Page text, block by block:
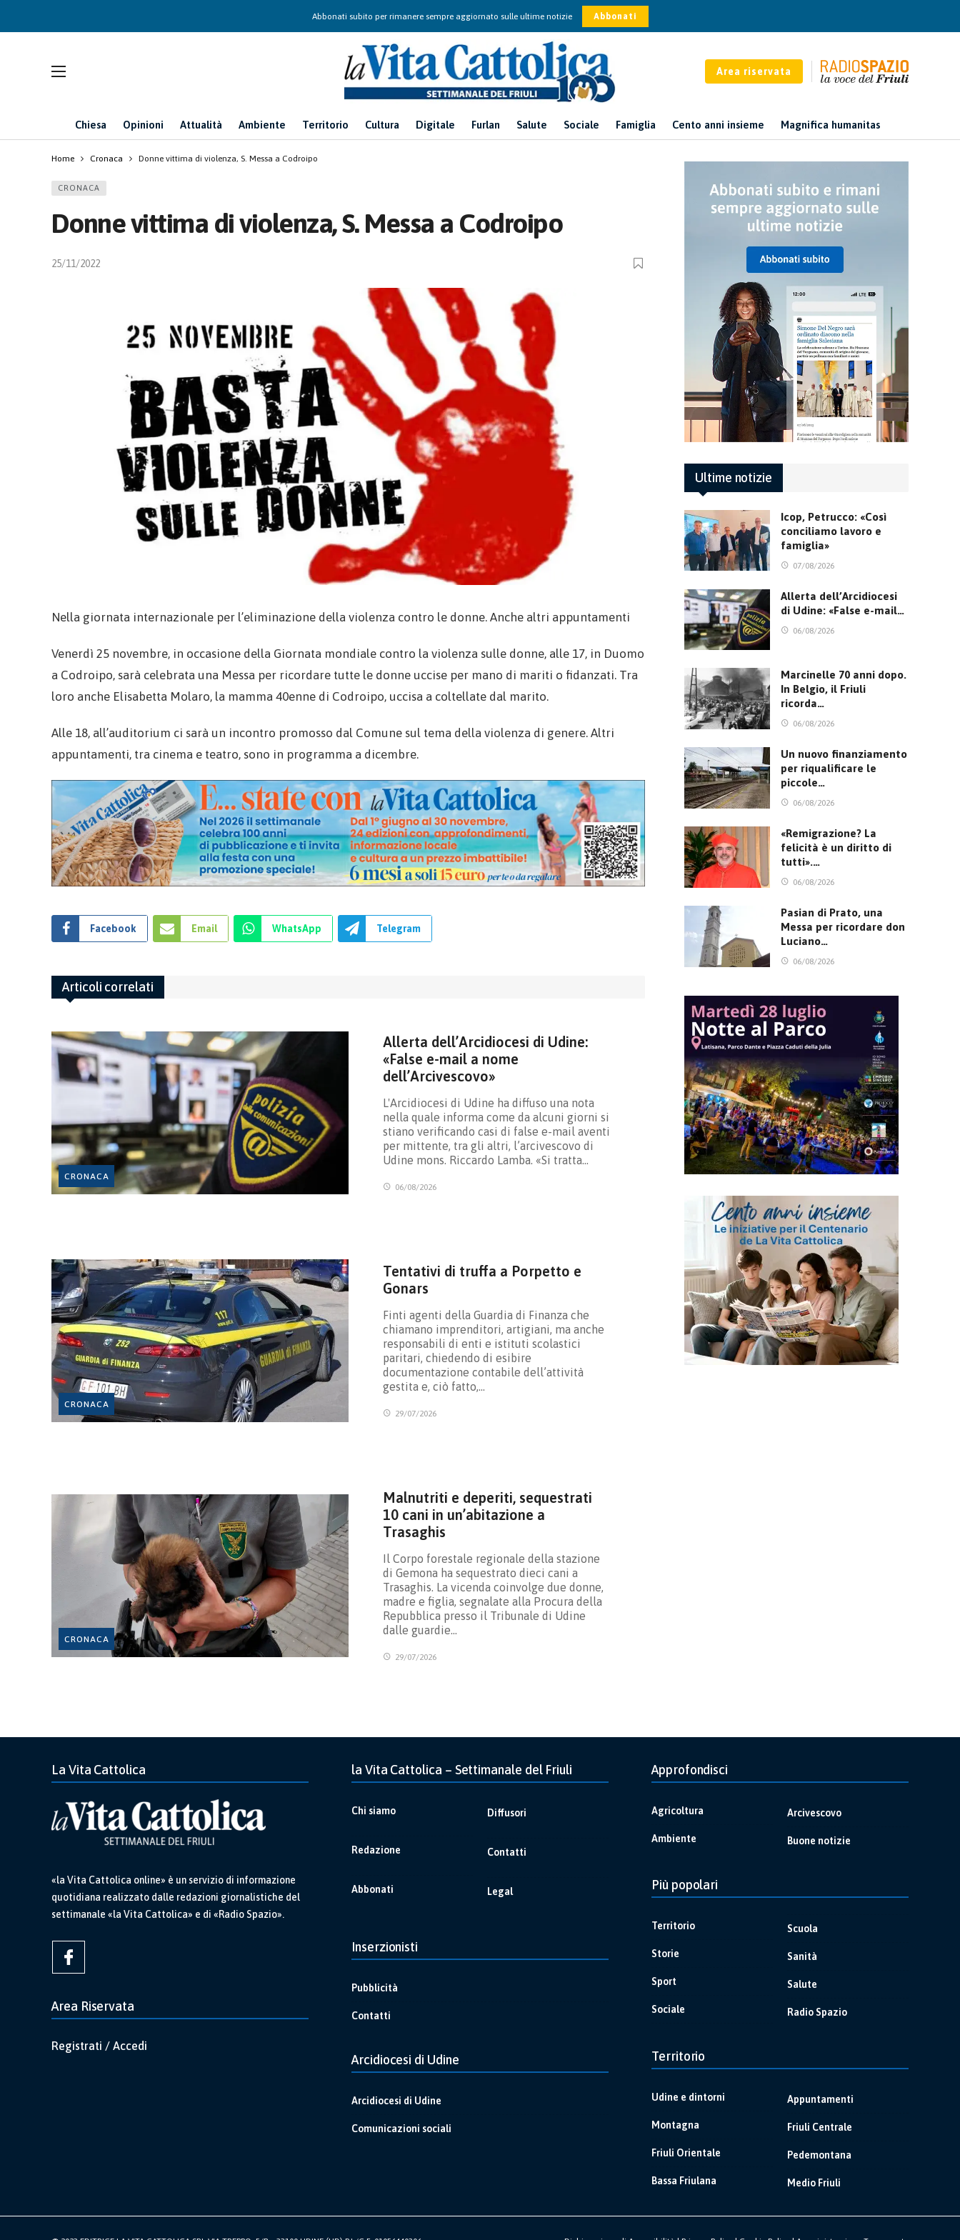
Abbonati subito per rimanere sempre aggiornato sulle ultime notizie Abbonati
Area riservata
Chiesa Opinioni Attualità Ambiente Territorio Cultura Digitale Furlan Salute Sociale Famiglia Cento anni insieme Magnifica humanitas
Home Cronaca Donne vittima di violenza, S. Messa a Codroipo
CRONACA
Donne vittima di violenza, S. Messa a Codroipo
25/11/2022
Nella giornata internazionale per l’eliminazione della violenza contro le donne. Anche altri appuntamenti
Venerdì 25 novembre, in occasione della Giornata mondiale contro la violenza sulle donne, alle 17, in Duomo
a Codroipo, sarà celebrata una Messa per ricordare tutte le donne uccise per mano di mariti o fidanzati. Tra
loro anche Elisabetta Molaro, la mamma 40enne di Codroipo, uccisa a coltellate dal marito.
Alle 18, all’auditorium ci sarà un incontro promosso dal Comune sul tema della violenza di genere. Altri
appuntamenti, tra cinema e teatro, sono in programma a dicembre.
Facebook Email WhatsApp Telegram
Articoli correlati
CRONACA
Allerta dell’Arcidiocesi di Udine:
«False e-mail a nome
dell’Arcivescovo»
L'Arcidiocesi di Udine ha diffuso una nota
nella quale informa come da alcuni giorni si
stiano verificando casi di false e-mail aventi
per mittente, tra gli altri, l’arcivescovo di
Udine mons. Riccardo Lamba. «Si tratta…
06/08/2026
CRONACA
Tentativi di truffa a Porpetto e
Gonars
Finti agenti della Guardia di Finanza che
chiamano imprenditori, artigiani, ma anche
responsabili di enti e istituti scolastici
paritari, chiedendo di esibire
documentazione contabile dell’attività
gestita e, ciò fatto,…
29/07/2026
CRONACA
Malnutriti e deperiti, sequestrati
10 cani in un’abitazione a
Trasaghis
Il Corpo forestale regionale della stazione
di Gemona ha sequestrato dieci cani a
Trasaghis. La vicenda coinvolge due donne,
madre e figlia, segnalate alla Procura della
Repubblica presso il Tribunale di Udine
dalle guardie…
29/07/2026
Ultime notizie
Icop, Petrucco: «Così
conciliamo lavoro e
famiglia»
07/08/2026
Allerta dell’Arcidiocesi
di Udine: «False e-mail…
06/08/2026
Marcinelle 70 anni dopo.
In Belgio, il Friuli
ricorda…
06/08/2026
Un nuovo finanziamento
per riqualificare le
piccole…
06/08/2026
«Remigrazione? La
felicità è un diritto di
tutti».…
06/08/2026
Pasian di Prato, una
Messa per ricordare don
Luciano…
06/08/2026
La Vita Cattolica
«la Vita Cattolica online» è un servizio di informazione
quotidiana realizzato dalle redazioni giornalistiche del
settimanale «la Vita Cattolica» e di «Radio Spazio».
Area Riservata
Registrati / Accedi
la Vita Cattolica – Settimanale del Friuli
Chi siamo
Redazione
Abbonati
Diffusori
Contatti
Legal
Inserzionisti
Pubblicità
Contatti
Arcidiocesi di Udine
Arcidiocesi di Udine
Comunicazioni sociali
Approfondisci
Agricoltura
Ambiente
Arcivescovo
Buone notizie
Più popolari
Territorio
Storie
Sport
Sociale
Scuola
Sanità
Salute
Radio Spazio
Territorio
Udine e dintorni
Montagna
Friuli Orientale
Bassa Friulana
Appuntamenti
Friuli Centrale
Pedemontana
Medio Friuli